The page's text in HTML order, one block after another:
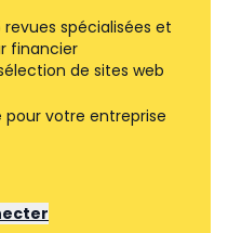
revues spécialisées et
financier
de sites web
pour votre entreprise